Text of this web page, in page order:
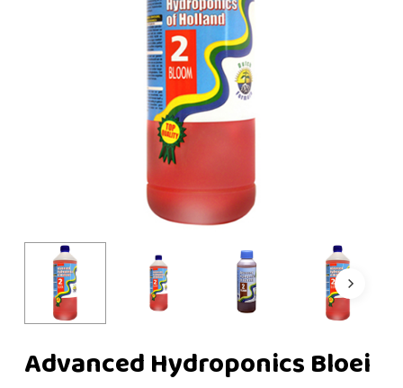
Advanced Hydroponics Bloei